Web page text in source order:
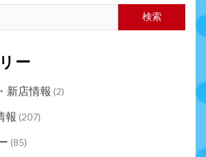
ー
新店情報 (2)
報 (207)
(85)